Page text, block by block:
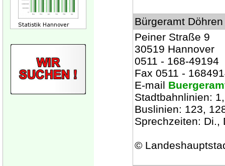
Bürgeramt Döhren
Peiner Straße 9
30519 Hannover
0511 - 168-49194
Fax 0511 -
E-mail
Stadtbahnlinien:
Buslinien: 123,
Sprechzeiten: Di.,
©